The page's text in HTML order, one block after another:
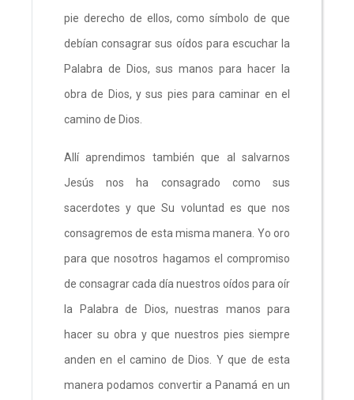
pie derecho de ellos, como símbolo de que
debían consagrar sus oídos para escuchar la
Palabra de Dios, sus manos para hacer la
obra de Dios, y sus pies para caminar en el
camino de Dios.
Allí aprendimos también que al salvarnos
Jesús nos ha consagrado como sus
sacerdotes y que Su voluntad es que nos
consagremos de esta misma manera. Yo oro
para que nosotros hagamos el compromiso
de consagrar cada día nuestros oídos para oír
la Palabra de Dios, nuestras manos para
hacer su obra y que nuestros pies siempre
anden en el camino de Dios. Y que de esta
manera podamos convertir a Panamá en un